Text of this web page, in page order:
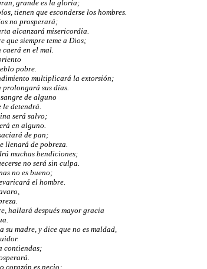
grande es la gloria;
tienen que esconderse los hombres.
no prosperará;
alcanzará misericordia.
que siempre teme a Dios;
caerá en el mal.
pobre.
multiplicará la extorsión;
sus días.
de alguno
le detendrá.
será salvo;
en alguno.
de pan;
llenará de pobreza.
muchas bendiciones;
no será sin culpa.
no es bueno;
el hombre.
hallará después mayor gracia
su madre, y dice que no es maldad,
contiendas;
corazón es necio;